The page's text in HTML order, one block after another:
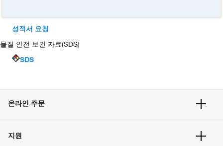
성적서 요청
물질 안전 보건 자료(SDS)
SDS
온라인 주문
주문 방법
지원